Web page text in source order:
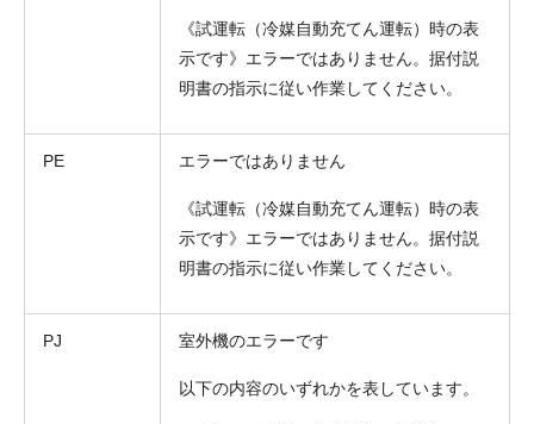
《試運転（冷媒自動充てん運転）時の表
示です》エラーではありません。据付説
明書の指示に従い作業してください。
PE エラーではありません
《試運転（冷媒自動充てん運転）時の表
示です》エラーではありません。据付説
明書の指示に従い作業してください。
PJ 室外機のエラーです
以下の内容のいずれかを表しています。